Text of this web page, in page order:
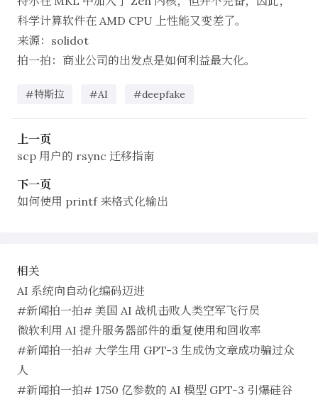
科学计算软件在 AMD CPU 上性能又变差了。
来源： solidot
拍一拍：商业公司的出发点是如何利益最大化。
#特斯拉 #AI #deepfake
上一页
scp 用户的 rsync 迁移指南
下一页
如何使用 printf 来格式化输出
相关
AI 系统向自动化编码迈进
#新闻拍一拍# 美国 AI 战机击败人类空军飞行员
微软利用 AI 提升服务器部件的重复使用和回收率
#新闻拍一拍# 大学生用 GPT-3 生成伪文章成功骗过众
人
#新闻拍一拍# 1750 亿参数的 AI 模型 GPT-3 引爆硅谷